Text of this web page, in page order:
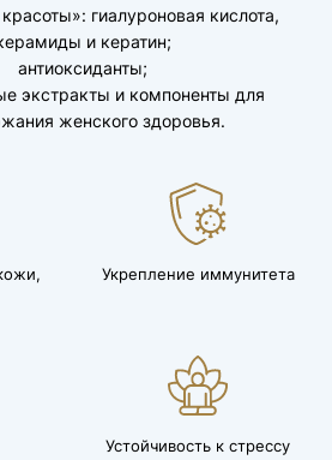
гиалуроновая кислота,
и кератин;
антиоксиданты;
экстракты и компоненты для
женского здоровья.
Укрепление иммунитета
Устойчивость к стрессу